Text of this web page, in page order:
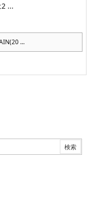
...
...